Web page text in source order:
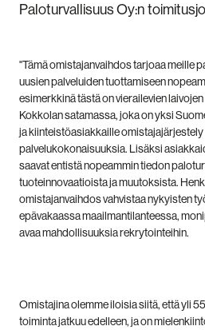
Paloturvallisuus Oy:n
"Tämä omistajanvaihdos tarjoaa meille
uusien palveluiden tuottamiseen
esimerkkinä tästä on vierailevien
Kokkolan satamassa, joka on yksi
ja kiinteistöasiakkaille
palvelukokonaisuuksia. Lisäksi
saavat entistä nopeammin tiedon
tuoteinnovaatioista ja muutoksista.
omistajanvaihdos vahvistaa nykyisten
epävakaassa maailmantilanteessa,
avaa mahdollisuuksia rekrytointeihin.
Omistajina olemme iloisia siitä, että yli
toiminta jatkuu edelleen, ja on